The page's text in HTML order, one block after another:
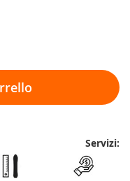
Servizi: